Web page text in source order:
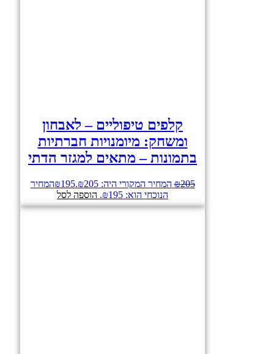
קלפים טיפוליים – לאבחון
ומשחק: מיומנויות חברתיות
בתמונות – מתאים למגזר הדתי
₪205 המחיר המקורי היה: ₪205. ₪195
המחיר
הנוכחי הוא: ₪195.
הוספה לסל